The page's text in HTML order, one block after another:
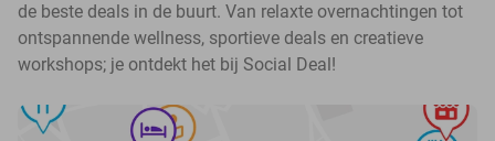
de beste deals in de buurt. Van relaxte overnachtingen tot
ontspannende wellness, sportieve deals en creatieve
workshops; je ontdekt het bij Social Deal!